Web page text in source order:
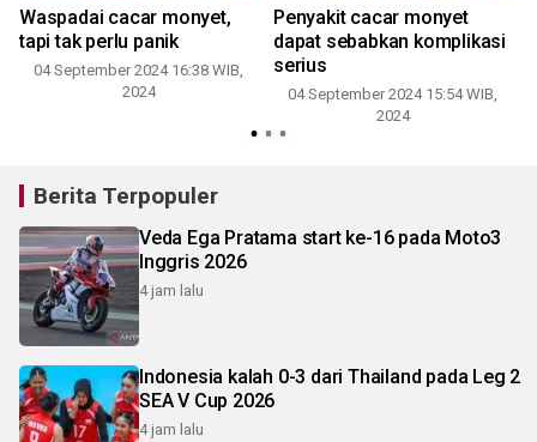
Waspadai cacar monyet,
tapi tak perlu panik
04 September 2024 16:38 WIB,
2024
Penyakit cacar monyet
dapat sebabkan komplikasi
serius
04 September 2024 15:54 WIB,
2024
Berita Terpopuler
Veda Ega Pratama start ke-16 pada Moto3
Inggris 2026
4 jam lalu
Indonesia kalah 0-3 dari Thailand pada Leg 2
SEA V Cup 2026
4 jam lalu